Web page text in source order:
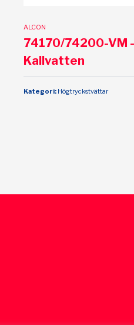
ALCON
74170/74200-VM -
Kallvatten
Kategori: Högtryckstvättar